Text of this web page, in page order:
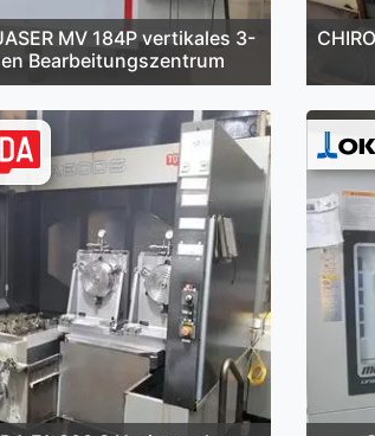
MV 184P vertikales 3-
Bearbeitungszentrum